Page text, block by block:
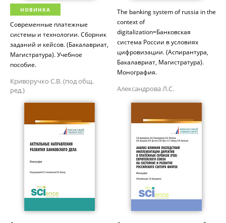
НОВИНКА
Современные платежные
системы и технологии. Сборник
заданий и кейсов. (Бакалавриат,
Магистратура). Учебное
пособие.
Криворучко С.В. (под общ.
ред.)
The banking system of russia in the
context of
digitalization=Банковская
система России в условиях
цифровизации. (Аспирантура,
Бакалавриат, Магистратура).
Монография.
Александрова Л.С.